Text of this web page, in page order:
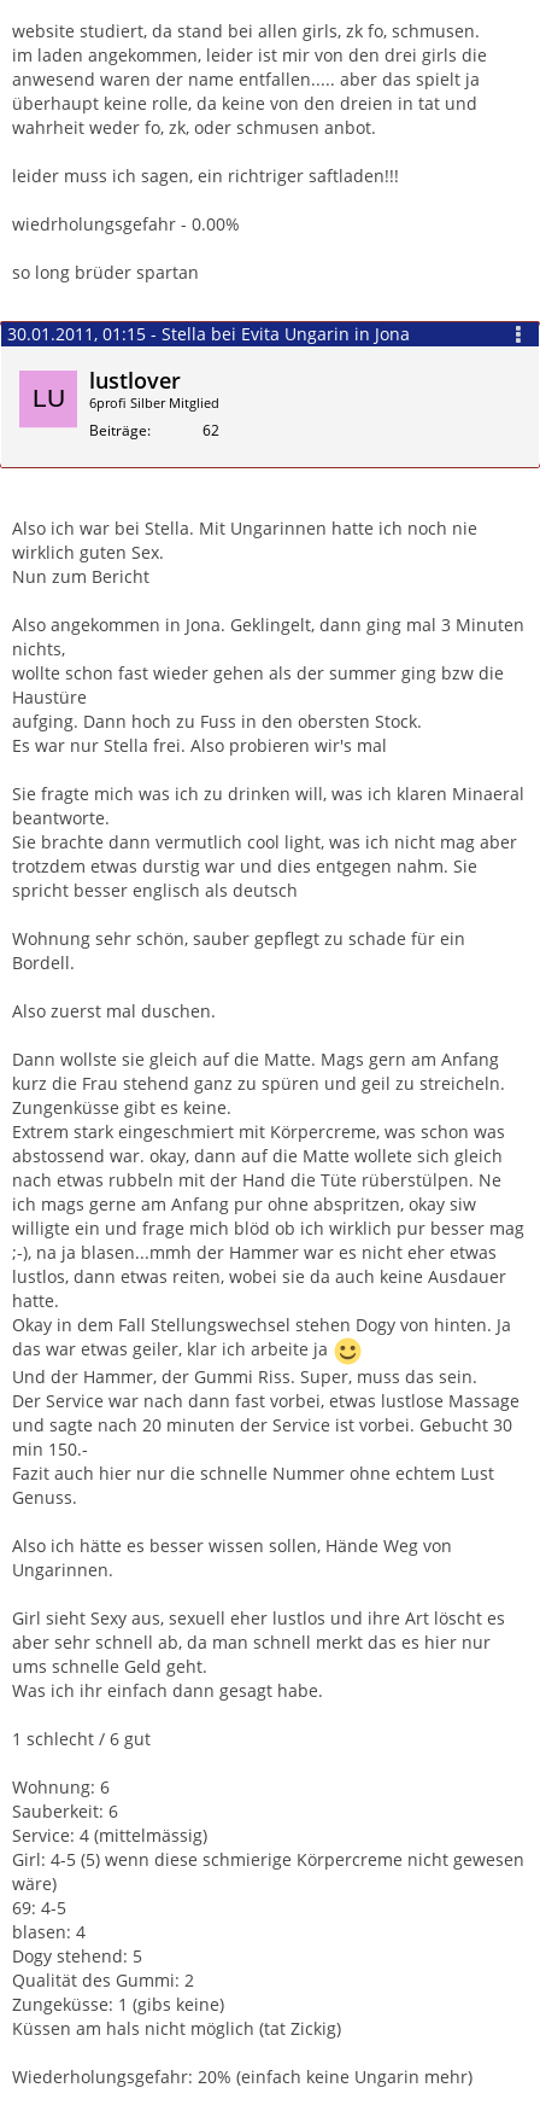
website studiert, da stand bei allen girls, zk fo, schmusen.
im laden angekommen, leider ist mir von den drei girls die
anwesend waren der name entfallen..... aber das spielt ja
überhaupt keine rolle, da keine von den dreien in tat und
wahrheit weder fo, zk, oder schmusen anbot.
leider muss ich sagen, ein richtriger saftladen!!!
wiedrholungsgefahr - 0.00%
so long brüder spartan
30.01.2011, 01:15 - Stella bei Evita Ungarin in Jona
lustlover
6profi Silber Mitglied
Beiträge 62
Also ich war bei Stella. Mit Ungarinnen hatte ich noch nie
wirklich guten Sex.
Nun zum Bericht
Also angekommen in Jona. Geklingelt, dann ging mal 3 Minuten
nichts,
wollte schon fast wieder gehen als der summer ging bzw die
Haustüre
aufging. Dann hoch zu Fuss in den obersten Stock.
Es war nur Stella frei. Also probieren wir's mal
Sie fragte mich was ich zu drinken will, was ich klaren Minaeral
beantworte.
Sie brachte dann vermutlich cool light, was ich nicht mag aber
trotzdem etwas durstig war und dies entgegen nahm. Sie
spricht besser englisch als deutsch
Wohnung sehr schön, sauber gepflegt zu schade für ein
Bordell.
Also zuerst mal duschen.
Dann wollste sie gleich auf die Matte. Mags gern am Anfang
kurz die Frau stehend ganz zu spüren und geil zu streicheln.
Zungenküsse gibt es keine.
Extrem stark eingeschmiert mit Körpercreme, was schon was
abstossend war. okay, dann auf die Matte wollete sich gleich
nach etwas rubbeln mit der Hand die Tüte rüberstülpen. Ne
ich mags gerne am Anfang pur ohne abspritzen, okay siw
willigte ein und frage mich blöd ob ich wirklich pur besser mag
;-), na ja blasen...mmh der Hammer war es nicht eher etwas
lustlos, dann etwas reiten, wobei sie da auch keine Ausdauer
hatte.
Okay in dem Fall Stellungswechsel stehen Dogy von hinten. Ja
das war etwas geiler, klar ich arbeite ja
Und der Hammer, der Gummi Riss. Super, muss das sein.
Der Service war nach dann fast vorbei, etwas lustlose Massage
und sagte nach 20 minuten der Service ist vorbei. Gebucht 30
min 150.-
Fazit auch hier nur die schnelle Nummer ohne echtem Lust
Genuss.
Also ich hätte es besser wissen sollen, Hände Weg von
Ungarinnen.
Girl sieht Sexy aus, sexuell eher lustlos und ihre Art löscht es
aber sehr schnell ab, da man schnell merkt das es hier nur
ums schnelle Geld geht.
Was ich ihr einfach dann gesagt habe.
1 schlecht / 6 gut
Wohnung: 6
Sauberkeit: 6
Service: 4 (mittelmässig)
Girl: 4-5 (5) wenn diese schmierige Körpercreme nicht gewesen
wäre)
69: 4-5
blasen: 4
Dogy stehend: 5
Qualität des Gummi: 2
Zungeküsse: 1 (gibs keine)
Küssen am hals nicht möglich (tat Zickig)
Wiederholungsgefahr: 20% (einfach keine Ungarin mehr)
Zitieren